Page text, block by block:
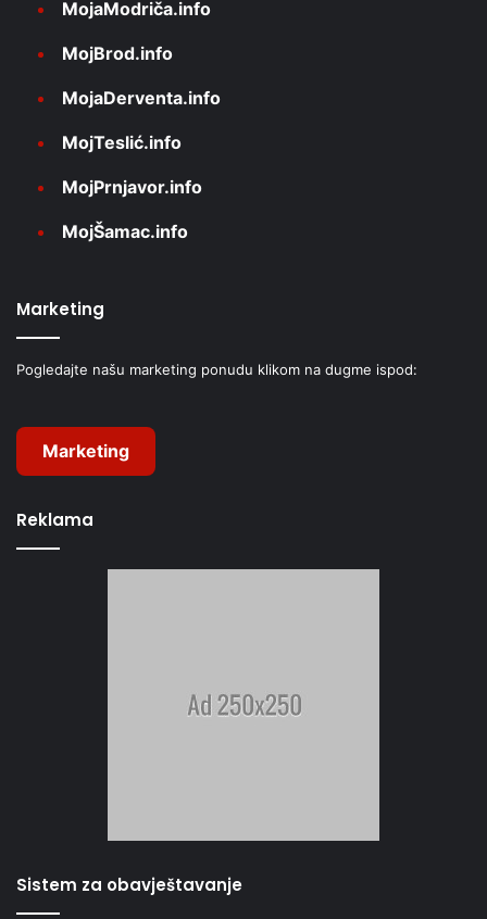
MojaModriča.info
MojBrod.info
MojaDerventa.info
MojTeslić.info
MojPrnjavor.info
MojŠamac.info
Marketing
Pogledajte našu marketing ponudu klikom na dugme ispod:
Marketing
Reklama
Sistem za obavještavanje